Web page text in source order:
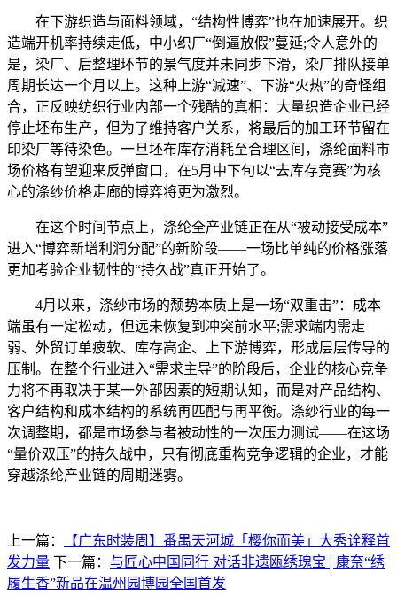
在下游织造与面料领域，“结构性博弈”也在加速展开。织
造端开机率持续走低，中小织厂“倒逼放假”蔓延;令人意外的
是，染厂、后整理环节的景气度并未同步下滑，染厂排队接单
周期长达一个月以上。这种上游“减速”、下游“火热”的奇怪组
合，正反映纺织行业内部一个残酷的真相：大量织造企业已经
停止坯布生产，但为了维持客户关系，将最后的加工环节留在
印染厂等待染色。一旦坯布库存消耗至合理区间，涤纶面料市
场价格有望迎来反弹窗口，在5月中下旬以“去库存竞赛”为核
心的涤纱价格走廊的博弈将更为激烈。
在这个时间节点上，涤纶全产业链正在从“被动接受成本”
进入“博弈新增利润分配”的新阶段——一场比单纯的价格涨落
更加考验企业韧性的“持久战”真正开始了。
4月以来，涤纱市场的颓势本质上是一场“双重击”：成本
端虽有一定松动，但远未恢复到冲突前水平;需求端内需走
弱、外贸订单疲软、库存高企、上下游博弈，形成层层传导的
压制。在整个行业进入“需求主导”的阶段后，企业的核心竞争
力将不再取决于某一外部因素的短期认知，而是对产品结构、
客户结构和成本结构的系统再匹配与再平衡。涤纱行业的每一
次调整期，都是市场参与者被动性的一次压力测试——在这场
“量价双压”的持久战中，只有彻底重构竞争逻辑的企业，才能
穿越涤纶产业链的周期迷雾。
上一篇：
【广东时装周】番禺天河城「樱你而美」大秀诠释首
发力量 下一篇： 与匠心中国同行 对话非遗瓯绣瑰宝 | 康奈“绣
履生香”新品在温州园博园全国首发